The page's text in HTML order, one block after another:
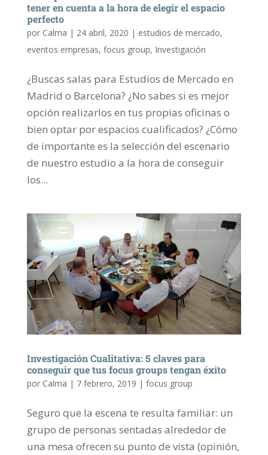
tener en cuenta a la hora de elegir el espacio
perfecto
por Calma | 24 abril, 2020 | estudios de mercado,
eventos empresas, focus group, Investigación
¿Buscas salas para Estudios de Mercado en
Madrid o Barcelona? ¿No sabes si es mejor
opción realizarlos en tus propias oficinas o
bien optar por espacios cualificados? ¿Cómo
de importante es la selección del escenario
de nuestro estudio a la hora de conseguir
los...
Investigación Cualitativa: 5 claves para
conseguir que tus focus groups tengan éxito
por Calma | 7 febrero, 2019 | focus group
Seguro que la escena te resulta familiar: un
grupo de personas sentadas alrededor de
una mesa ofrecen su punto de vista (opinión,